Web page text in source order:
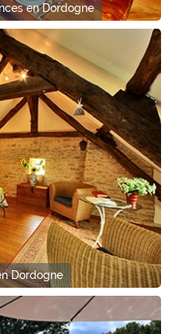
en Dordogne
Dordogne